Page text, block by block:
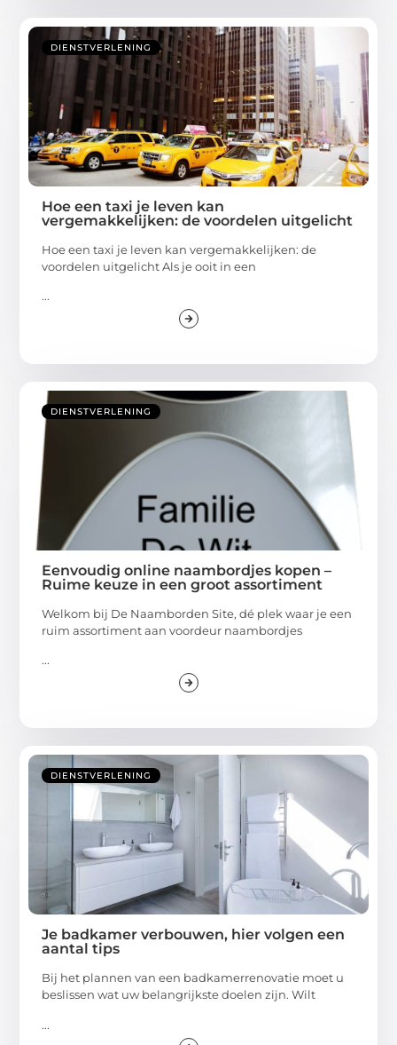
DIENSTVERLENING
Hoe een taxi je leven kan
vergemakkelijken: de voordelen uitgelicht
Hoe een taxi je leven kan vergemakkelijken: de
voordelen uitgelicht Als je ooit in een
...
DIENSTVERLENING
Eenvoudig online naambordjes kopen –
Ruime keuze in een groot assortiment
Welkom bij De Naamborden Site, dé plek waar je een
ruim assortiment aan voordeur naambordjes
...
DIENSTVERLENING
Je badkamer verbouwen, hier volgen een
aantal tips
Bij het plannen van een badkamerrenovatie moet u
beslissen wat uw belangrijkste doelen zijn. Wilt
...